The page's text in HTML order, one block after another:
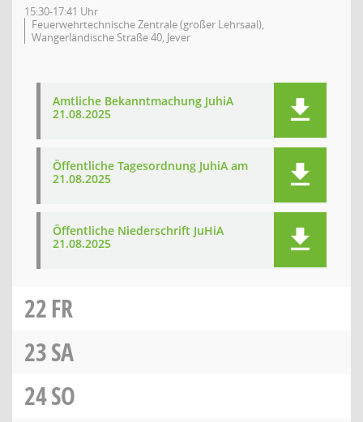
15:30-17:41 Uhr
Feuerwehrtechnische Zentrale (großer Lehrsaal),
Wangerländische Straße 40, Jever
Amtliche Bekanntmachung JuhiA
21.08.2025
Öffentliche Tagesordnung JuhiA am
21.08.2025
Öffentliche Niederschrift JuHiA
21.08.2025
22FR
23SA
24SO